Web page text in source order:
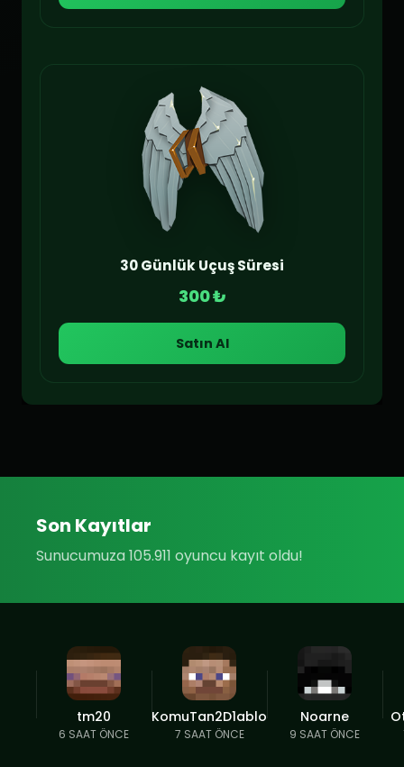
30 Günlük Uçuş Süresi
300 ₺
Satın Al
Son Kayıtlar
Sunucumuza 105.911 oyuncu kayıt oldu!
tm20
6 SAAT ÖNCE
KomuTan2D1ablo
7 SAAT ÖNCE
Noarne
9 SAAT ÖNCE